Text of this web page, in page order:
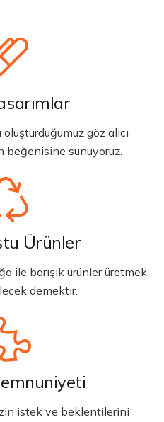
göz alıcı
beğenisine sunuyoruz.
Ürünler
ile barışık ürünler üretmek
demektir.
istek ve beklentilerini